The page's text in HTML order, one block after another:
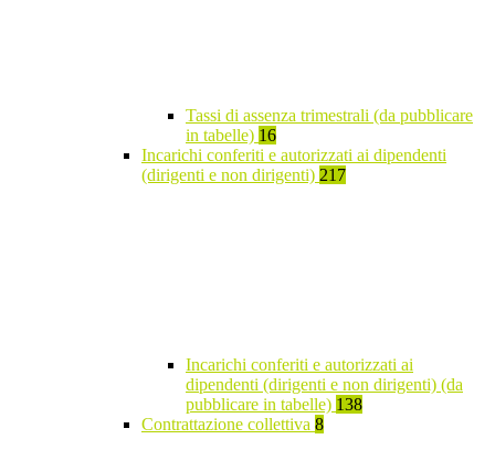
Tassi di assenza trimestrali (da pubblicare
in tabelle) 16
Incarichi conferiti e autorizzati ai dipendenti
(dirigenti e non dirigenti) 217
Incarichi conferiti e autorizzati ai
dipendenti (dirigenti e non dirigenti) (da
pubblicare in tabelle) 138
Contrattazione collettiva 8